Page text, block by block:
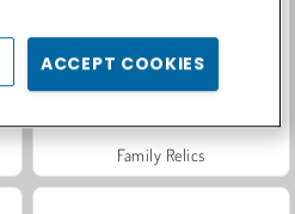
Family Relics
ACCEPT COOKIES